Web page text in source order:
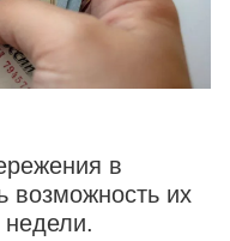
в
возможность их